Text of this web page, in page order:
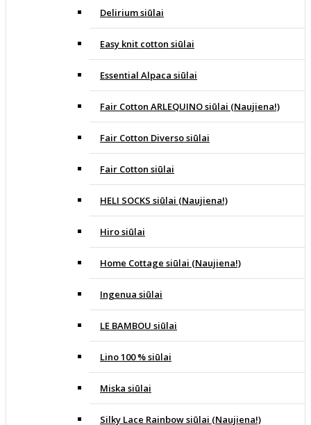
Delirium siūlai
Easy knit cotton siūlai
Essential Alpaca siūlai
Fair Cotton ARLEQUINO siūlai (Naujiena!)
Fair Cotton Diverso siūlai
Fair Cotton siūlai
HELI SOCKS siūlai (Naujiena!)
Hiro siūlai
Home Cottage siūlai (Naujiena!)
Ingenua siūlai
LE BAMBOU siūlai
Lino 100 % siūlai
Miska siūlai
Silky Lace Rainbow siūlai (Naujiena!)